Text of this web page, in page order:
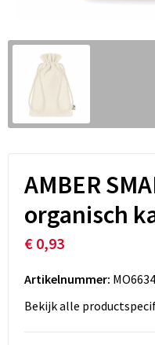
AMBER
organisch
€ 0,93
Artikelnummer:
Bekijk alle